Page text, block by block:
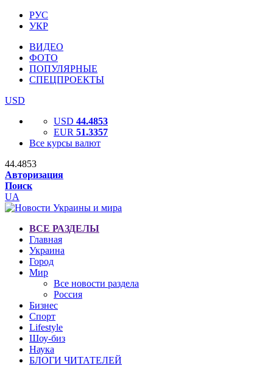
РУС
УКР
ВИДЕО
ФОТО
ПОПУЛЯРНЫЕ
СПЕЦПРОЕКТЫ
USD
USD 44.4853
EUR 51.3357
Все курсы валют
44.4853
Авторизация
Поиск
UA
ВСЕ РАЗДЕЛЫ
Главная
Украина
Город
Мир
Все новости раздела
Россия
Бизнес
Спорт
Lifestyle
Шоу-биз
Наука
БЛОГИ ЧИТАТЕЛЕЙ